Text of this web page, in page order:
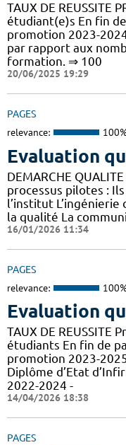
TAUX DE REUSSITE
étudiant(e)s En fin
promotion 2023-
par rapport aux
formation. ⇒ 100
20/06/2025 19:29
PAGES
relevance:
Evaluation
DEMARCHE
processus pilotes :
l’institut
la qualité La
16/01/2026 11:34
PAGES
relevance:
Evaluation
TAUX DE REUSSITE
étudiants En fin de
promotion 2023-
Diplôme d’Etat
2022-2024 -
14/04/2026 18:38
PAGES